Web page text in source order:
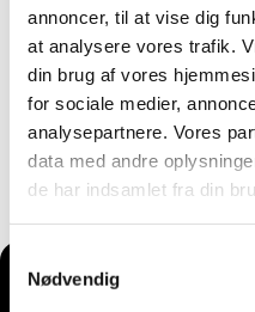
annoncer, til at vise dig
at analysere vores trafik.
din brug af vores
for sociale medier,
analysepartnere. Vores
data med andre
de har indsamlet fra din
Nødvendig